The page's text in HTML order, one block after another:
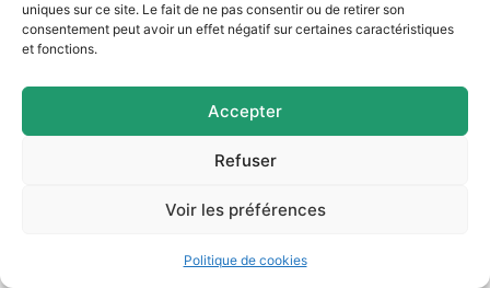
uniques sur ce site. Le fait de ne pas consentir ou de retirer son
consentement peut avoir un effet négatif sur certaines caractéristiques
et fonctions.
Accepter
Refuser
Voir les préférences
Politique de cookies
Plan du site
Confidentialité
© 2026 Site & GRU développés par Utopia